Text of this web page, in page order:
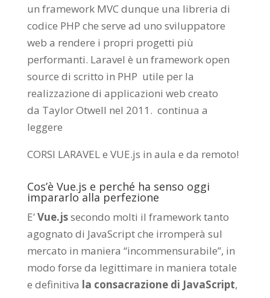
un framework MVC dunque una libreria di
codice PHP che serve ad uno sviluppatore
web a rendere i propri progetti più
performanti. Laravel è un framework open
source di scritto in PHP utile per la
realizzazione di applicazioni web creato
da Taylor Otwell nel 2011. continua a
leggere
CORSI LARAVEL e VUE.js in aula e da remoto!
Cos’è Vue.js e perché ha senso oggi
impararlo alla perfezione
E’Vue.jssecondo molti il framework tanto
agognato di JavaScript che irromperà sul
mercato in maniera “incommensurabile”, in
modo forse da legittimare in maniera totale
e definitiva la consacrazione di JavaScript,